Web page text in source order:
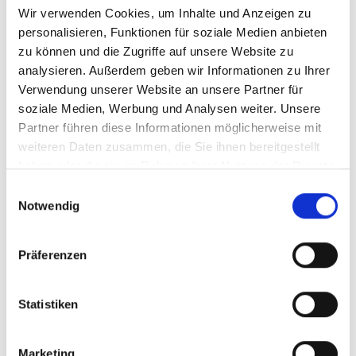
Wir verwenden Cookies, um Inhalte und Anzeigen zu
personalisieren, Funktionen für soziale Medien anbieten
zu können und die Zugriffe auf unsere Website zu
analysieren. Außerdem geben wir Informationen zu Ihrer
Verwendung unserer Website an unsere Partner für
soziale Medien, Werbung und Analysen weiter. Unsere
Partner führen diese Informationen möglicherweise mit
weiteren Daten zusammen, die Sie ihnen bereitgestellt
haben oder die sie im Rahmen Ihrer Nutzung der Dienste
Notwendig
Präferenzen
Statistiken
08/ 2021 | Bildungsmaterialien
Belo Horizonte's Green-Blue Network:
A mapping methodology to prioritize
Englisch (externer Link)